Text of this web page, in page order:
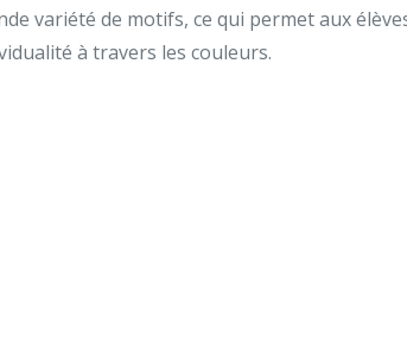
variété de motifs, ce qui permet aux
à travers les couleurs.